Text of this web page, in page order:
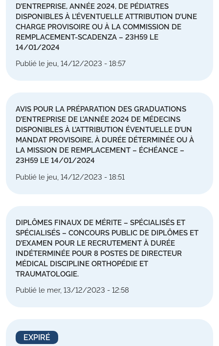
D’ENTREPRISE, ANNÉE 2024, DE PÉDIATRES
DISPONIBLES À L’ÉVENTUELLE ATTRIBUTION D’UNE
CHARGE PROVISOIRE OU À LA COMMISSION DE
REMPLACEMENT-SCADENZA – 23H59 LE
14/01/2024
Publié le jeu, 14/12/2023 - 18:57
AVIS POUR LA PRÉPARATION DES GRADUATIONS
D’ENTREPRISE DE L’ANNÉE 2024 DE MÉDECINS
DISPONIBLES À L’ATTRIBUTION ÉVENTUELLE D’UN
MANDAT PROVISOIRE, À DURÉE DÉTERMINÉE OU À
LA MISSION DE REMPLACEMENT – ÉCHÉANCE –
23H59 LE 14/01/2024
Publié le jeu, 14/12/2023 - 18:51
DIPLÔMES FINAUX DE MÉRITE – SPÉCIALISÉS ET
SPÉCIALISÉS – CONCOURS PUBLIC DE DIPLÔMES ET
D’EXAMEN POUR LE RECRUTEMENT À DURÉE
INDÉTERMINÉE POUR 8 POSTES DE DIRECTEUR
MÉDICAL DISCIPLINE ORTHOPÉDIE ET
TRAUMATOLOGIE.
Publié le mer, 13/12/2023 - 12:58
EXPIRÉ